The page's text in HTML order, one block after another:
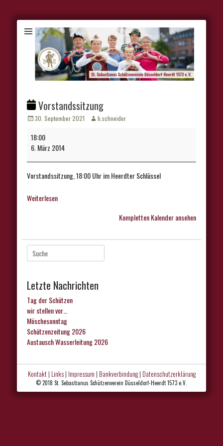
Vorstandssitzung
Veröffentlicht
30. September 2021 Autorh.schneider
Vorstandssitzung
18:00
6. März 2014
Vorstandssitzung, 18:00 Uhr im Heerdter Schlüssel
Weiterlesen
Kompletten Kalender ansehen
Suche
nach:
Letzte Nachrichten
Tag der Schützen
wir stellen vor…
Möschesonntag
Schützenzeitung 2026
Austausch Wasserleitung 2026
Kontakt| Links| Impressum | Bankverbindung| Datenschutzerklärung
© 2018 St. Sebastianus Schützenverein Düsseldorf-Heerdt 1573 e.V.